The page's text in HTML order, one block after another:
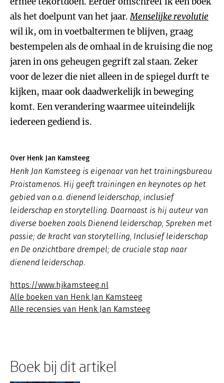
als het doelpunt van het jaar.Menselijke revolutie
wil ik, om in voetbaltermen te blijven, graag
bestempelen als de omhaal in de kruising die nog
jaren in ons geheugen gegrift zal staan. Zeker
voor de lezer die niet alleen in de spiegel durft te
kijken, maar ook daadwerkelijk in beweging
komt. Een verandering waarmee uiteindelijk
iedereen gediend is.
Over Henk Jan Kamsteeg
Henk Jan Kamsteeg is eigenaar van het trainingsbureau
Proistamenos. Hij geeft trainingen en keynotes op het
gebied van o.a. dienend leiderschap, inclusief
leiderschap en storytelling. Daarnaast is hij auteur van
diverse boeken zoals Dienend leiderschap, Spreken met
passie; de kracht van storytelling, Inclusief leiderschap
en De onzichtbare drempel; de cruciale stap naar
dienend leiderschap.
https://www.hjkamsteeg.nl
Alle boeken van Henk Jan Kamsteeg
Alle recensies van Henk Jan Kamsteeg
Boek bij dit artikel